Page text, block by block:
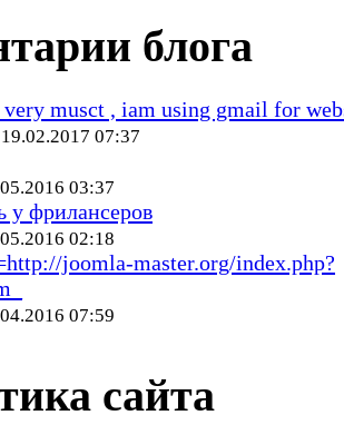
блога
musct , iam using gmail for
19.02.2017 07:37
03:37
у фрилансеров
02:18
joomla-master.org/index.php?
07:59
сайта